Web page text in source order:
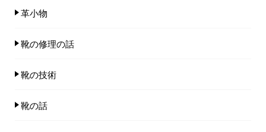
革小物
靴の修理の話
靴の技術
靴の話